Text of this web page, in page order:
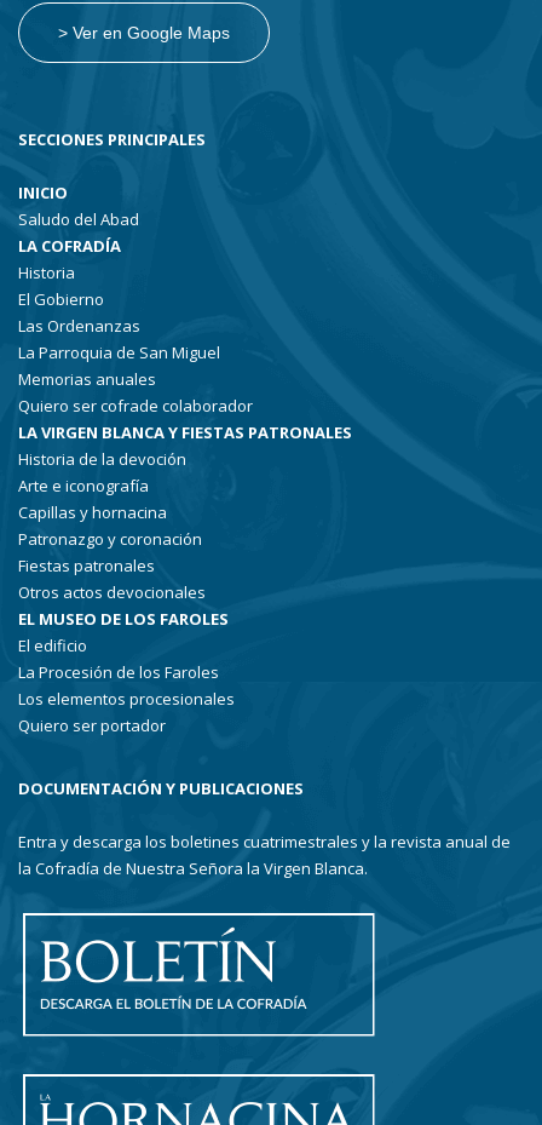
> Ver en Google Maps
SECCIONES PRINCIPALES
INICIO
Saludo del Abad
LA COFRADÍA
Historia
El Gobierno
Las Ordenanzas
La Parroquia de San Miguel
Memorias anuales
Quiero ser cofrade colaborador
LA VIRGEN BLANCA Y FIESTAS PATRONALES
Historia de la devoción
Arte e iconografía
Capillas y hornacina
Patronazgo y coronación
Fiestas patronales
Otros actos devocionales
EL MUSEO DE LOS FAROLES
El edificio
La Procesión de los Faroles
Los elementos procesionales
Quiero ser portador
DOCUMENTACIÓN Y PUBLICACIONES
Entra y descarga los boletines cuatrimestrales y la revista anual de
la Cofradía de Nuestra Señora la Virgen Blanca.